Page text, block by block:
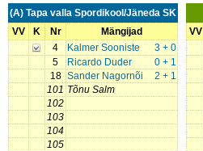
(A) Tapa valla Spordikool/Jäneda SK
VV
K Nr
Mängijad
4
3 + 0
Kalmer Sooniste
5
0 + 1
Ricardo Duder
18
2 + 1
Sander Nagornõi
101 Tõnu Salm
102
103
104
105
VV